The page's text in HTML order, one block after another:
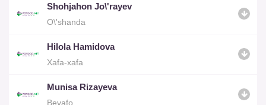
Shohjahon Jo\'rayev
O\'shanda
Hilola Hamidova
Xafa-xafa
Munisa Rizayeva
Bevafo